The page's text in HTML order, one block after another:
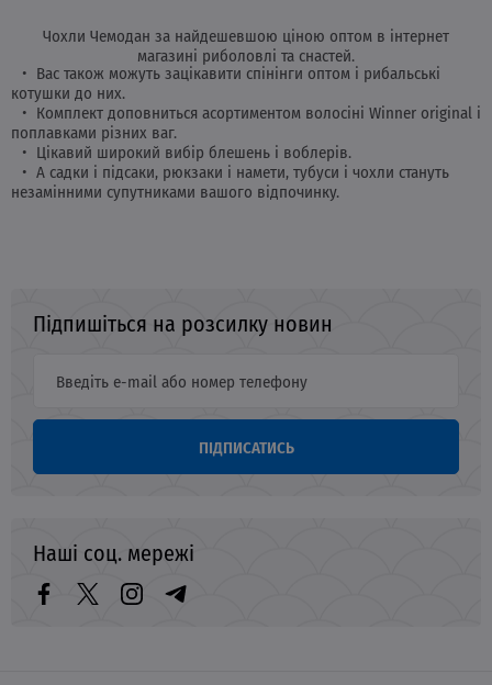
Чохли Чемодан за найдешевшою ціною оптом в інтернет
магазині риболовлі та снастей.
Вас також можуть зацікавити спінінги оптом і рибальські
котушки до них.
Комплект доповниться асортиментом волосіні Winner original і
поплавками різних ваг.
Цікавий широкий вибір блешень і воблерів.
А садки і підсаки, рюкзаки і намети, тубуси і чохли стануть
незамінними супутниками вашого відпочинку.
Підпишіться на розсилку новин
ПІДПИСАТИСЬ
Наші соц. мережі